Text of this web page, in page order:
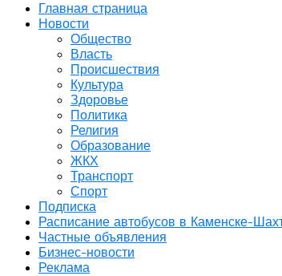
Главная страница
Новости
Общество
Власть
Происшествия
Культура
Здоровье
Политика
Религия
Образование
ЖКХ
Транспорт
Спорт
Подписка
Расписание автобусов в Каменске-
Частные объявления
Бизнес-новости
Реклама